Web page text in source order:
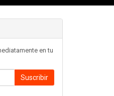
en tu
Suscribir